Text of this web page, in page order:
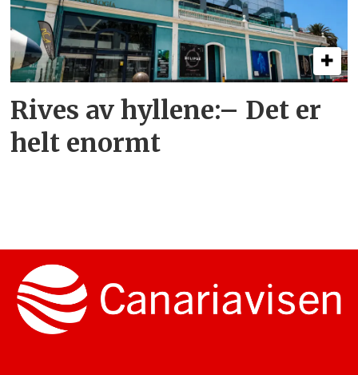
Rives av hyllene:– Det er
helt enormt